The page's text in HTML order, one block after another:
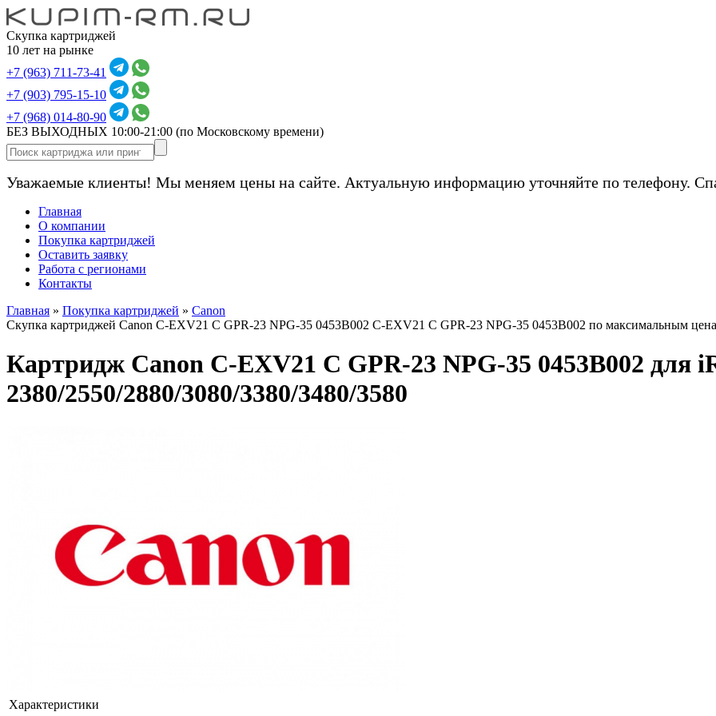
Скупка картриджей
10 лет на рынке
+7 (963) 711-73-41
+7 (903) 795-15-10
+7 (968) 014-80-90
БЕЗ ВЫХОДНЫХ 10:00-21:00 (по Московскому времени)
Уважаемые клиенты! Мы меняем цены на сайте. Актуальную информацию уточняйте по телефону.
Главная
О компании
Покупка картриджей
Оставить заявку
Работа с регионами
Контакты
Главная » Покупка картриджей » Canon
Скупка картриджей Canon C-EXV21 C GPR-23 NPG-35 0453B002 C-EXV21 C GPR-23 NPG-35 0453B002 по максимальным
Картридж Canon C-EXV21 C GPR-23 NPG-35 0453B002 для
2380/2550/2880/3080/3380/3480/3580
Характеристики